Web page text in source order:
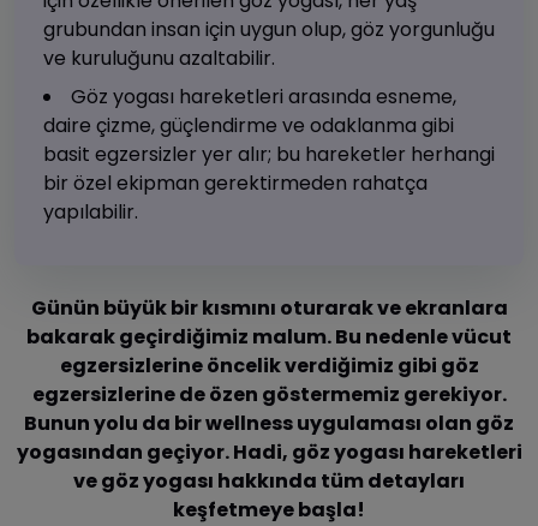
grubundan insan için uygun olup, göz yorgunluğu
ve kuruluğunu azaltabilir.
Göz yogası hareketleri arasında esneme,
daire çizme, güçlendirme ve odaklanma gibi
basit egzersizler yer alır; bu hareketler herhangi
bir özel ekipman gerektirmeden rahatça
yapılabilir.
Günün büyük bir kısmını oturarak ve ekranlara
bakarak geçirdiğimiz malum. Bu nedenle vücut
egzersizlerine öncelik verdiğimiz gibi göz
egzersizlerine de özen göstermemiz gerekiyor.
Bunun yolu da bir wellness uygulaması olan göz
yogasından geçiyor. Hadi, göz yogası hareketleri
ve göz yogası hakkında tüm detayları
keşfetmeye başla!